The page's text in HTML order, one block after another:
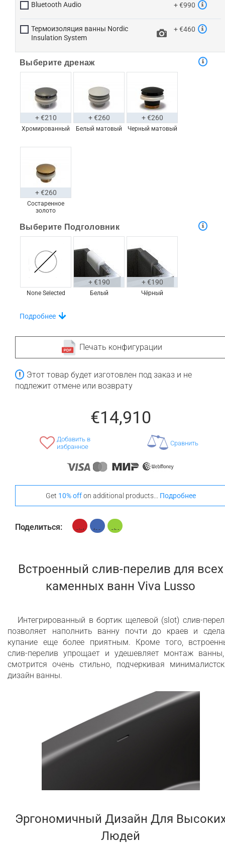
Bluetooth Audio + €990
Термоизоляция ванны Nordic
Insulation System
+ €460
Выберите дренаж
Хромированный
+ €210
Белый матовый
+ €260
Черный матовый
+ €260
Состаренное
золото
+ €260
Выберите Подголовник
None Selected Белый
+ €190
Чёрный
+ €190
Выбирайте Из Уникального Набора Полок На
None Selected
+ €760 + €770
Напольными Ковриками
Орех
Тик
+ €950
Подробнее
Печать конфигурации
Этот товар будет изготовлен под заказ и не
подлежит отмене или возврату
€14,910
Добавить в
избранное
Сравнить
Get 10% offon additional products... Подробнее
Поделиться:
Встроенный слив-перелив для всех
каменных ванн Viva Lusso
Интегрированный в бортик щелевой (slot) слив-
позволяет наполнить ванну почти до краев и
купание еще более приятным. Кроме того,
слив-перелив упрощает и удешевляет монтаж
смотрится очень стильно, подчеркивая
дизайн ванны.
Эргономичный Дизайн Для
Людей